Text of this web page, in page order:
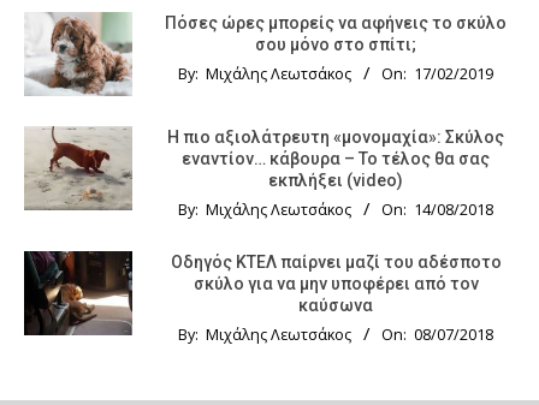
Πόσες ώρες μπορείς να αφήνεις το σκύλο
σου μόνο στο σπίτι;
By: Μιχάλης Λεωτσάκος On: 17/02/2019
Η πιο αξιολάτρευτη «μονομαχία»: Σκύλος
εναντίον… κάβουρα – Το τέλος θα σας
εκπλήξει (video)
By: Μιχάλης Λεωτσάκος On: 14/08/2018
Οδηγός KTΕΛ παίρνει μαζί του αδέσποτο
σκύλο για να μην υποφέρει από τον
καύσωνα
By: Μιχάλης Λεωτσάκος On: 08/07/2018